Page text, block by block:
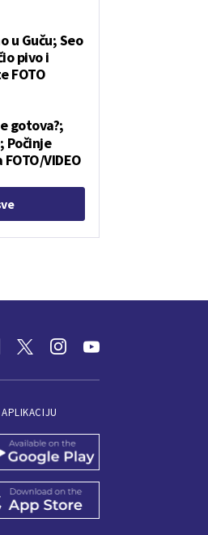
u Guču; Seo
pivo i
FOTO
gotova?;
Počinje
VIDEO